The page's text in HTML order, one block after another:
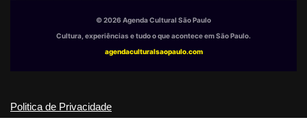
© 2026 Agenda Cultural São Paulo
Cultura, experiências e tudo o que acontece em São Paulo.
agendaculturalsaopaulo.com
Politica de Privacidade